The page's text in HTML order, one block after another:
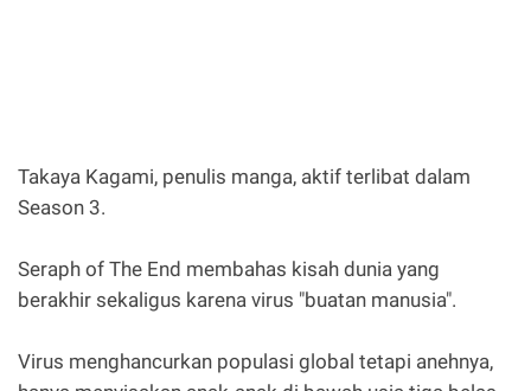
Takaya Kagami, penulis manga, aktif terlibat dalam
Season 3.
Seraph of The End membahas kisah dunia yang
berakhir sekaligus karena virus "buatan manusia".
Virus menghancurkan populasi global tetapi anehnya,